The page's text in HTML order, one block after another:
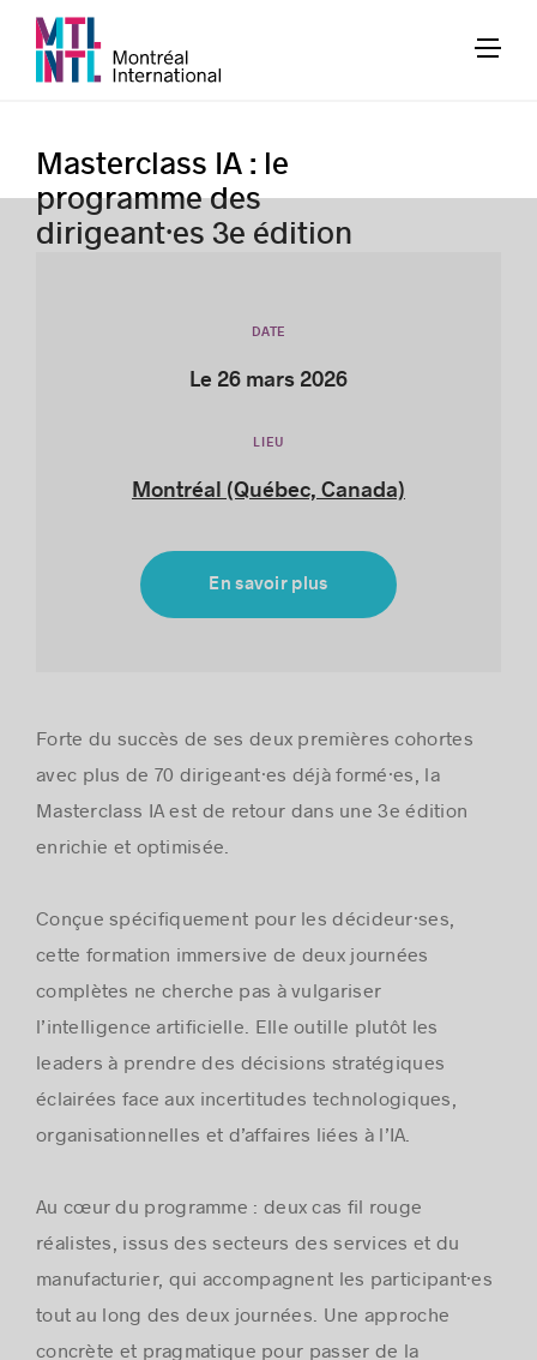
Masterclass IA : le
programme des
dirigeant·es 3e édition
DATE
Le 26 mars 2026
LIEU
Montréal (Québec, Canada)
En savoir plus
Forte du succès de ses deux premières cohortes
avec plus de 70 dirigeant·es déjà formé·es, la
Masterclass IA est de retour dans une 3e édition
enrichie et optimisée.
Conçue spécifiquement pour les décideur·ses,
cette formation immersive de deux journées
complètes ne cherche pas à vulgariser
l’intelligence artificielle. Elle outille plutôt les
leaders à prendre des décisions stratégiques
éclairées face aux incertitudes technologiques,
organisationnelles et d’affaires liées à l’IA.
Au cœur du programme : deux cas fil rouge
réalistes, issus des secteurs des services et du
manufacturier, qui accompagnent les participant·es
tout au long des deux journées. Une approche
concrète et pragmatique pour passer de la